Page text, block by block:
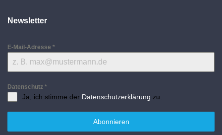
Newsletter
E-Mail-Adresse *
Datenschutz *
Ja, ich stimme der Datenschutzerklärung zu.
Abonnieren